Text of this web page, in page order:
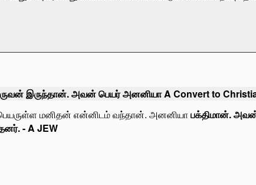
இருந்தான். அவன் பெயர் அனனியா A Convert to
மனிதன் என்னிடம் வந்தான். அனனியாபக்திமான்.
- A JEW